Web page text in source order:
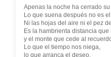
Apenas la noche ha cerrado
Lo que suena después no es
Ni las hojas del aire ni el pez
Es la hambrienta distancia
y el monte que cede al
Lo que el tiempo nos niega,
lo que arranca el deseo,